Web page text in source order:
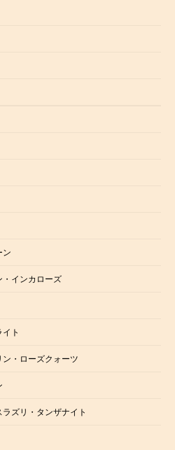
ン
インカローズ
ト
・ローズクォーツ
ズリ・タンザナイト